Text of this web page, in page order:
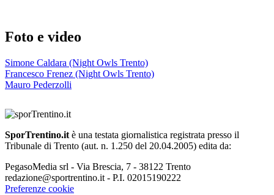
Foto e video
Simone Caldara (Night Owls Trento)
Francesco Frenez (Night Owls Trento)
Mauro Pederzolli
SporTrentino.it è una testata giornalistica registrata presso il
Tribunale di Trento (aut. n. 1.250 del 20.04.2005) edita da:
PegasoMedia srl - Via Brescia, 7 - 38122 Trento
redazione@sportrentino.it - P.I. 02015190222
Preferenze cookie